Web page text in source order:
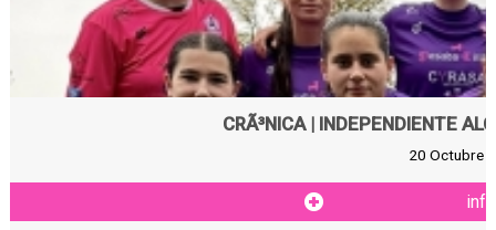
CRÃ³NICA | INDEPENDIENTE
20 Octubre